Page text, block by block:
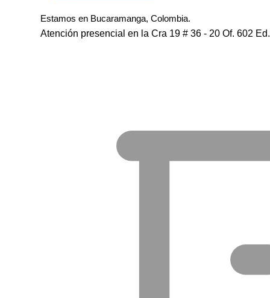
Estamos en Bucaramanga, Colombia.
Atención presencial en la Cra 19 # 36 - 20 Of. 602